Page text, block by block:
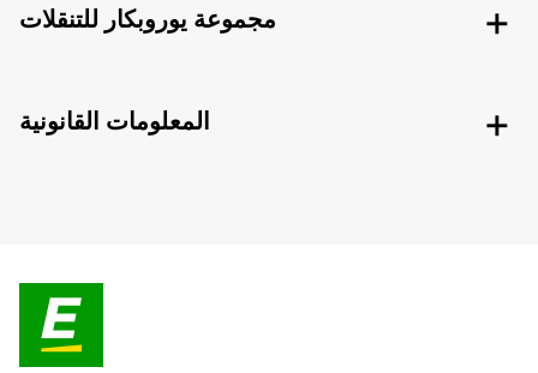
مجموعة يوروبكار للتنقلات
المعلومات القانونية